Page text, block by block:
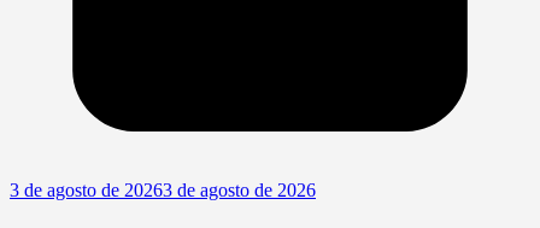
3 de agosto de 20263 de agosto de 2026